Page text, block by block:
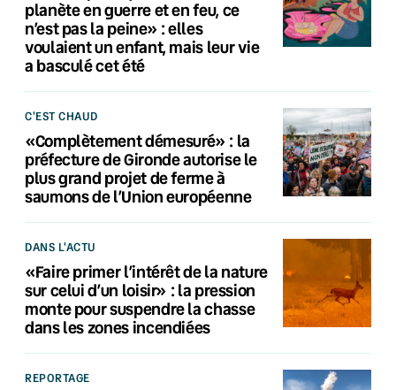
planète en guerre et en feu, ce
n’est pas la peine» : elles
voulaient un enfant, mais leur vie
a basculé cet été
C'EST CHAUD
«Complètement démesuré» : la
préfecture de Gironde autorise le
plus grand projet de ferme à
saumons de l’Union européenne
DANS L'ACTU
«Faire primer l’intérêt de la nature
sur celui d’un loisir» : la pression
monte pour suspendre la chasse
dans les zones incendiées
REPORTAGE